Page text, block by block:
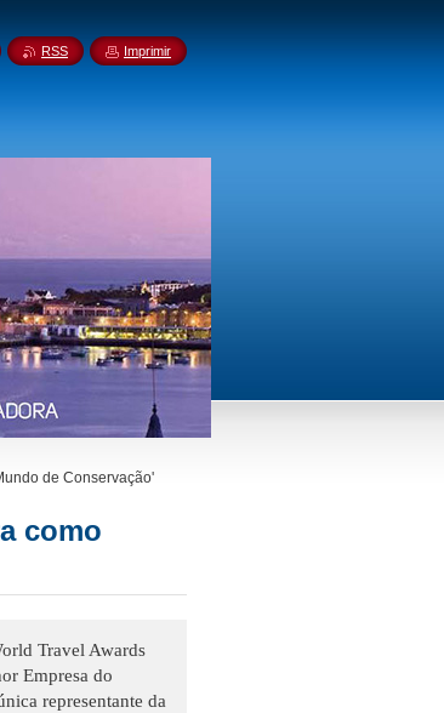
de Conservação'
como
Travel Awards
Empresa do
representante da
RSS Imprimir